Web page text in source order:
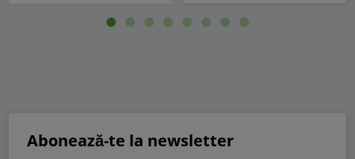
Abonează-te la newsletter